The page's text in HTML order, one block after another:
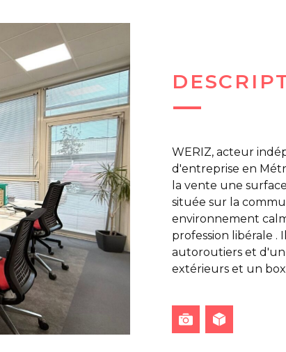
WERIZ, acteur
d'entreprise en
la vente une
située sur la
environnement
profession libérale .
autoroutiers et
extérieurs et un box